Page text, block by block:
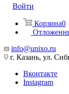
Войти
Корзина0
info@unixo.ru
г. Казань, ул.
Вконтакте
Instagram